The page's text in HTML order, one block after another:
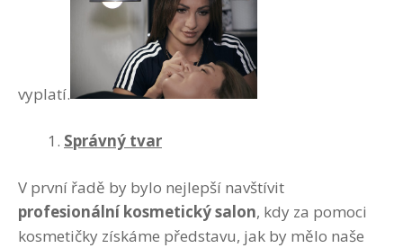
vyplatí.
Správný tvar
V první řadě by bylo nejlepší navštívit
profesionální kosmetický salon, kdy za pomoci
kosmetičky získáme představu, jak by mělo naše